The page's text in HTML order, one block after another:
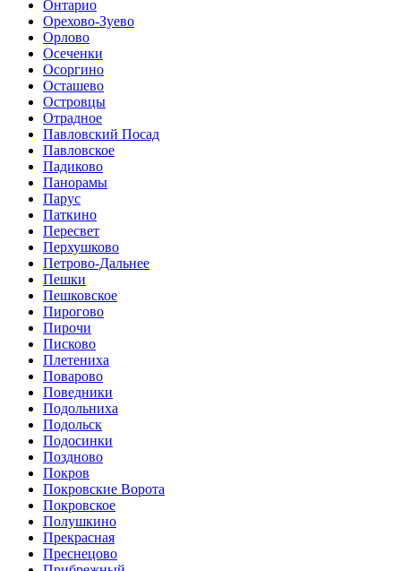
Онтарио
Орехово-Зуево
Орлово
Осеченки
Осоргино
Осташево
Островцы
Отрадное
Павловский Посад
Павловское
Падиково
Панорамы
Парус
Паткино
Пересвет
Перхушково
Петрово-Дальнее
Пешки
Пешковское
Пирогово
Пирочи
Писково
Плетениха
Поварово
Поведники
Подольниха
Подольск
Подосинки
Поздново
Покров
Покровские Ворота
Покровское
Полушкино
Прекрасная
Преснецово